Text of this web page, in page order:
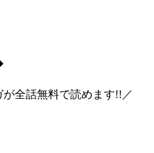
が全話無料で読めます!!／